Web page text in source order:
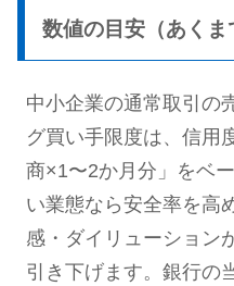
数値の目安（あくま
中小企業の通常取引の
グ買い手限度は、信用
商×1〜2か月分」をベ
い業態なら安全率を高
感・ダイリューション
引き下げます。銀行の